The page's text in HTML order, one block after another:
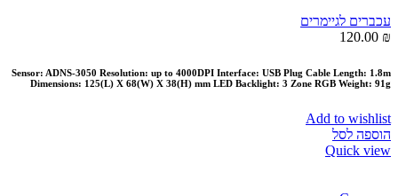
עכברים לגיימרים
120.00 ₪
Sensor: ADNS-3050 Resolution: up to 4000DPI Interface: USB Plug Cable Length: 1.8m
Dimensions: 125(L) X 68(W) X 38(H) mm LED Backlight: 3 Zone RGB Weight: 91g
Add to wishlist
הוספה לסל
Quick view